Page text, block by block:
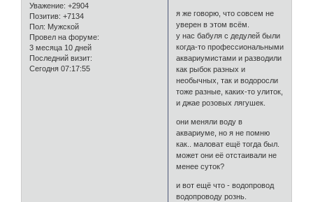
Уважение: +2904
Позитив: +7134
Пол: Мужской
Провел на форуме:
3 месяца 10 дней
Последний визит:
Сегодня 07:17:55
я же говорю, что совсем не
уверен в этом всём.
у нас бабуля с дедулей были
когда-то профессиональными
аквариумистами и разводили
как рыбок разных и
необычных, так и водоросли
тоже разные, каких-то улиток,
и джае розовых лягушек.
они меняли воду в
аквариуме, но я не помню
как.. маловат ещё тогда был.
может они её отстаивали не
менее суток?
и вот ещё что - водопровод
водопроводу рознь.